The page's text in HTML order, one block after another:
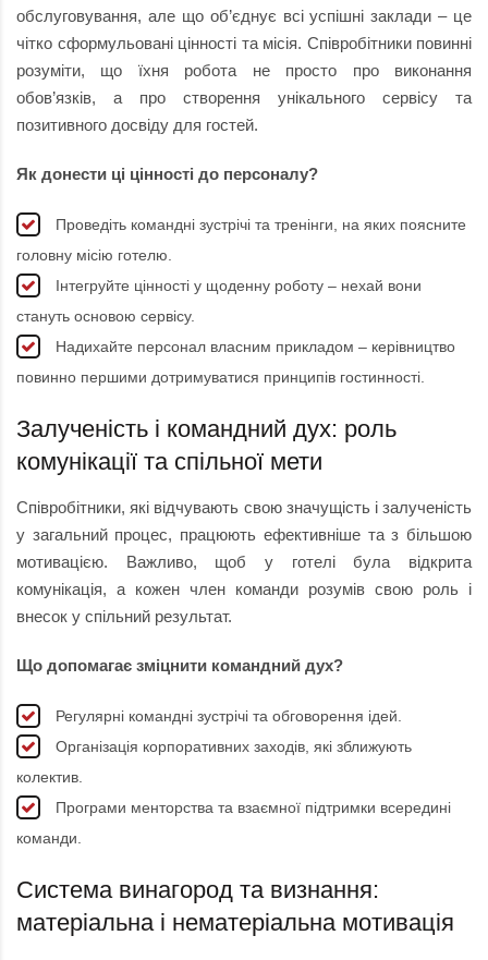
обслуговування, але що об’єднує всі успішні заклади – це
чітко сформульовані цінності та місія. Співробітники повинні
розуміти, що їхня робота не просто про виконання
обов’язків, а про створення унікального сервісу та
позитивного досвіду для гостей.
Як донести ці цінності до персоналу?
Проведіть командні зустрічі та тренінги, на яких поясните
головну місію готелю.
Інтегруйте цінності у щоденну роботу – нехай вони
стануть основою сервісу.
Надихайте персонал власним прикладом – керівництво
повинно першими дотримуватися принципів гостинності.
Залученість і командний дух: роль
комунікації та спільної мети
Співробітники, які відчувають свою значущість і залученість
у загальний процес, працюють ефективніше та з більшою
мотивацією. Важливо, щоб у готелі була відкрита
комунікація, а кожен член команди розумів свою роль і
внесок у спільний результат.
Що допомагає зміцнити командний дух?
Регулярні командні зустрічі та обговорення ідей.
Організація корпоративних заходів, які зближують
колектив.
Програми менторства та взаємної підтримки всередині
команди.
Система винагород та визнання:
матеріальна і нематеріальна мотивація